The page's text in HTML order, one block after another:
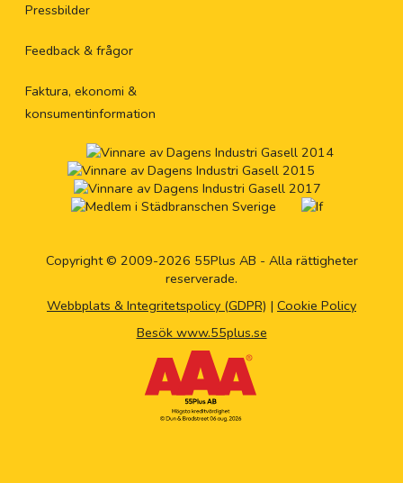
Pressbilder
Feedback & frågor
Faktura, ekonomi &
konsumentinformation
Copyright © 2009-2026 55Plus AB - Alla rättigheter
reserverade.
Webbplats & Integritetspolicy (GDPR) | Cookie Policy
Besök www.55plus.se